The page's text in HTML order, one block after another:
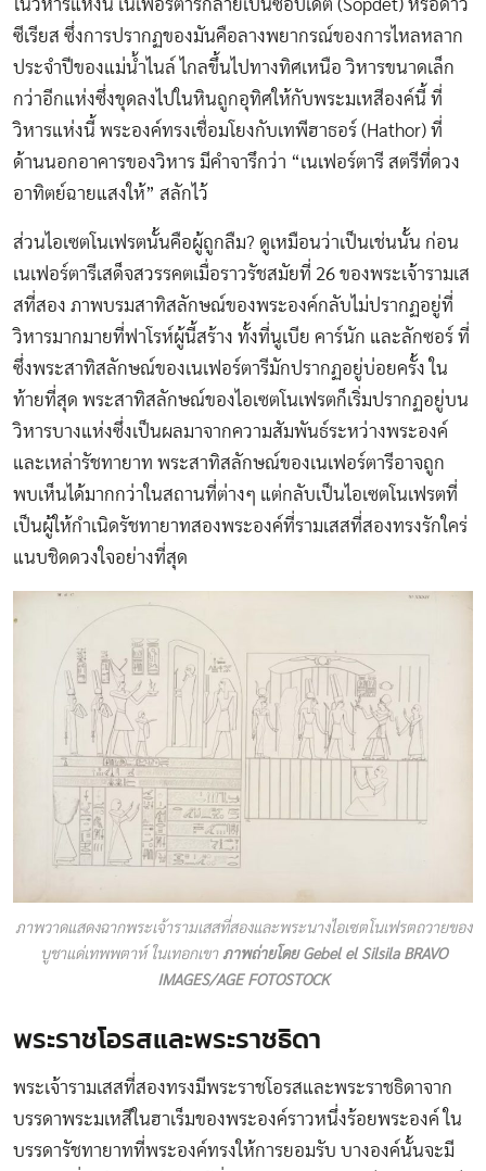
ในวิหารแห่งนี้ เนเฟอร์ตารีกลายเป็นซ๊อปเดต (Sopdet) หรือดาว
ซีเรียส ซึ่งการปรากฏของมันคือลางพยากรณ์ของการไหลหลาก
ประจำปีของแม่น้ำไนล์ ไกลขึ้นไปทางทิศเหนือ วิหารขนาดเล็ก
กว่าอีกแห่งซึ่งขุดลงไปในหินถูกอุทิศให้กับพระมเหสีองค์นี้ ที่
วิหารแห่งนี้ พระองค์ทรงเชื่อมโยงกับเทพีฮาธอร์ (Hathor) ที่
ด้านนอกอาคารของวิหาร มีคำจารึกว่า “เนเฟอร์ตารี สตรีที่ดวง
อาทิตย์ฉายแสงให้” สลักไว้
ส่วนไอเซตโนเฟรตนั้นคือผู้ถูกลืม? ดูเหมือนว่าเป็นเช่นนั้น ก่อน
เนเฟอร์ตารีเสด็จสวรรคตเมื่อราวรัชสมัยที่ 26 ของพระเจ้ารามเส
สที่สอง ภาพบรมสาทิสลักษณ์ของพระองค์กลับไม่ปรากฏอยู่ที่
วิหารมากมายที่ฟาโรห์ผู้นี้สร้าง ทั้งที่นูเบีย คาร์นัก และลักซอร์ ที่
ซึ่งพระสาทิสลักษณ์ของเนเฟอร์ตารีมักปรากฏอยู่บ่อยครั้ง ใน
ท้ายที่สุด พระสาทิสลักษณ์ของไอเซตโนเฟรตก็เริ่มปรากฏอยู่บน
วิหารบางแห่งซึ่งเป็นผลมาจากความสัมพันธ์ระหว่างพระองค์
และเหล่ารัชทายาท พระสาทิสลักษณ์ของเนเฟอร์ตารีอาจถูก
พบเห็นได้มากกว่าในสถานที่ต่างๆ แต่กลับเป็นไอเซตโนเฟรตที่
เป็นผู้ให้กำเนิดรัชทายาทสองพระองค์ที่รามเสสที่สองทรงรักใคร่
แนบชิดดวงใจอย่างที่สุด
ภาพวาดแสดงฉากพระเจ้ารามเสสที่สองและพระนางไอเซตโนเฟรตถวายของ
บูชาแด่เทพพตาห์ ในเทอกเขา ภาพถ่ายโดย Gebel el Silsila BRAVO
IMAGES/AGE FOTOSTOCK
พระราชโอรสและพระราชธิดา
พระเจ้ารามเสสที่สองทรงมีพระราชโอรสและพระราชธิดาจาก
บรรดาพระมเหสีในฮาเร็มของพระองค์ราวหนึ่งร้อยพระองค์ ใน
บรรดารัชทายาทที่พระองค์ทรงให้การยอมรับ บางองค์นั้นจะมี